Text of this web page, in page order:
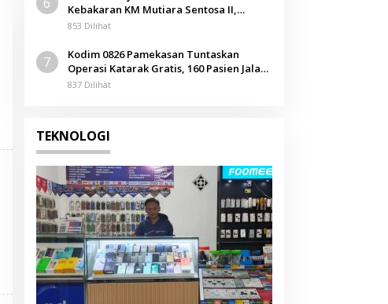
Kebakaran KM Mutiara Sentosa II,
Apresiasi Respons Cepat Pemkab
853 Dilihat
7
Kodim 0826 Pamekasan Tuntaskan
Operasi Katarak Gratis, 160 Pasien Jalani
Tindakan Medis
837 Dilihat
TEKNOLOGI